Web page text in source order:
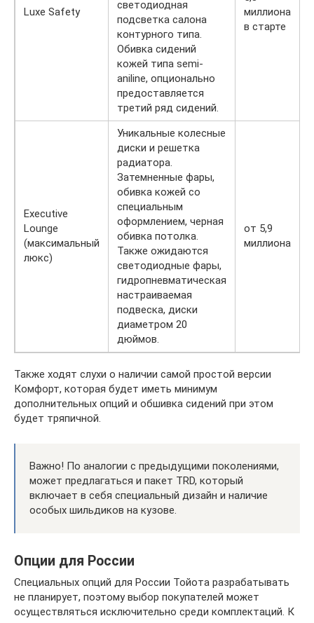
Luxe Safety
светодиодная
подсветка салона
контурного типа.
Обивка сидений
кожей типа semi-
aniline, опционально
предоставляется
третий ряд сидений.
миллиона
в старте
Executive
Lounge
(максимальный
люкс)
Уникальные колесные
диски и решетка
радиатора.
Затемненные фары,
обивка кожей со
специальным
оформлением, черная
обивка потолка.
Также ожидаются
светодиодные фары,
гидропневматическая
настраиваемая
подвеска, диски
диаметром 20
дюймов.
от 5,9
миллиона
Также ходят слухи о наличии самой простой версии
Комфорт, которая будет иметь минимум
дополнительных опций и обшивка сидений при этом
будет тряпичной.
Важно! По аналогии с предыдущими поколениями,
может предлагаться и пакет TRD, который
включает в себя специальный дизайн и наличие
особых шильдиков на кузове.
Опции для России
Специальных опций для России Тойота разрабатывать
не планирует, поэтому выбор покупателей может
осуществляться исключительно среди комплектаций. К